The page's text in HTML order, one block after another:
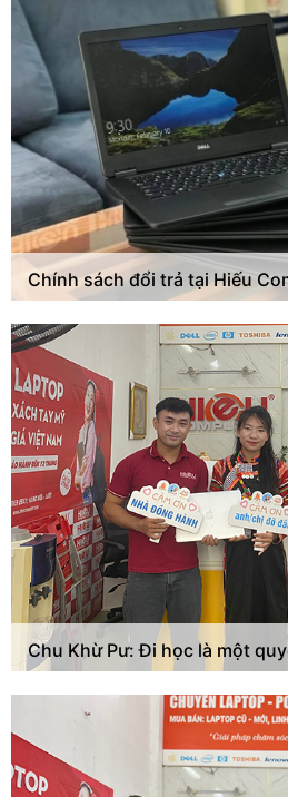
Chính sách đổi trả tại Hiếu
Chu Khừ Pư: Đi học là một